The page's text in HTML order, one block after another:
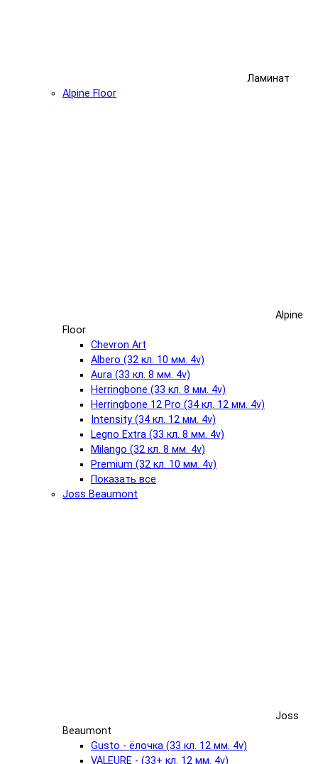
Ламинат
Alpine Floor
Alpine
Floor
Chevron Art
Albero (32 кл. 10 мм. 4v)
Aura (33 кл. 8 мм. 4v)
Herringbone (33 кл. 8 мм. 4v)
Herringbone 12 Pro (34 кл. 12 мм. 4v)
Intensity (34 кл. 12 мм. 4v)
Legno Extra (33 кл. 8 мм. 4v)
Milango (32 кл. 8 мм. 4v)
Premium (32 кл. 10 мм. 4v)
Показать все
Joss Beaumont
Joss
Beaumont
Gusto - ёлочка (33 кл. 12 мм. 4v)
VALEURE - (33+ кл. 12 мм. 4v)